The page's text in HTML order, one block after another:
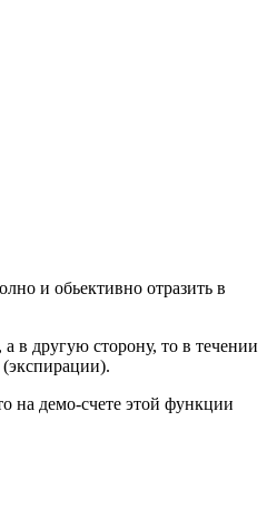
и обьективно отразить в
в другую сторону, то в течении
на демо-счете этой функции